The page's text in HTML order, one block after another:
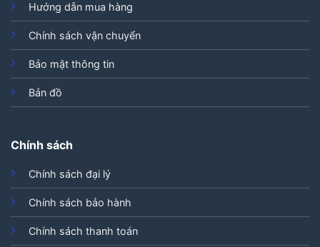
Hướng dẫn mua hàng
Chính sách vận chuyển
Bảo mật thông tin
Bản đồ
Chính sách
Chính sách đại lý
Chính sách bảo hành
Chính sách thanh toán